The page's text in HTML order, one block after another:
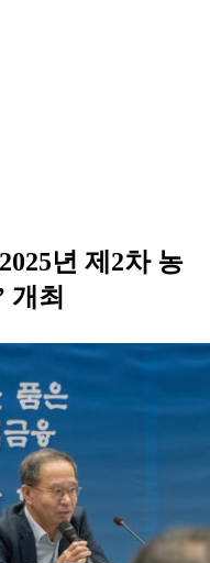
년 제2차 농
개최